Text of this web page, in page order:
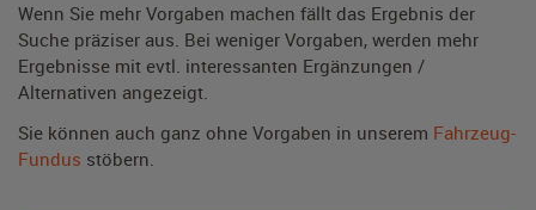
Wenn Sie mehr Vorgaben machen fällt das Ergebnis der
Suche präziser aus. Bei weniger Vorgaben, werden mehr
Ergebnisse mit evtl. interessanten Ergänzungen /
Alternativen angezeigt.
Sie können auch ganz ohne Vorgaben in unserem Fahrzeug-
Fundus stöbern.